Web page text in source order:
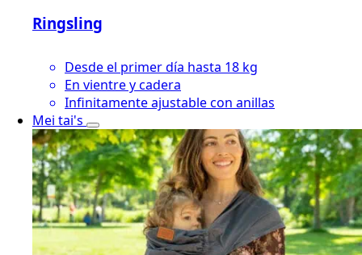
Ringsling
Desde el primer día hasta 18 kg
En vientre y cadera
Infinitamente ajustable con anillas
Mei tai's